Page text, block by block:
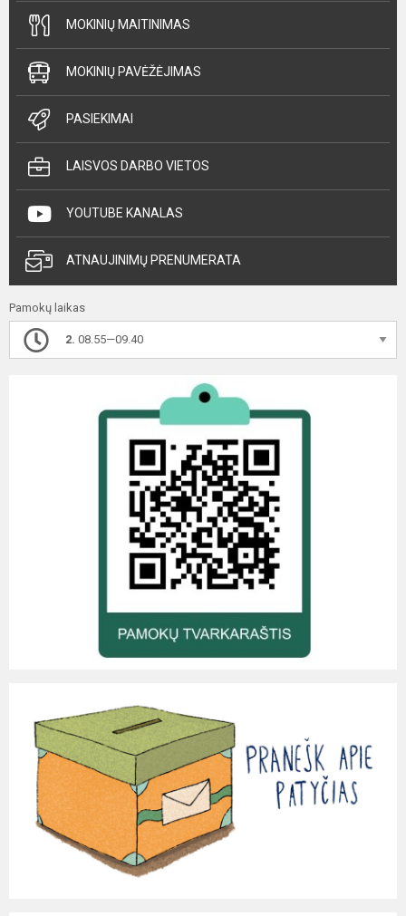
MOKINIŲ MAITINIMAS
MOKINIŲ PAVĖŽĖJIMAS
PASIEKIMAI
LAISVOS DARBO VIETOS
YOUTUBE KANALAS
ATNAUJINIMŲ PRENUMERATA
Pamokų laikas
2. 08.55—09.40